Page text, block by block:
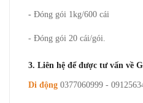
- Đóng gói 1kg/600 cái
- Đóng gói 20 cái/gói.
3. Liên hệ để được tư vấn về
Di động 0377060999 -